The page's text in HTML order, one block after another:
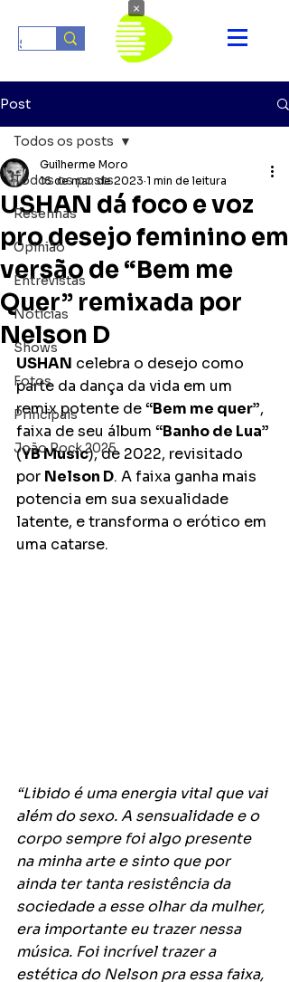
Post
Todos os posts
Resenhas
Opinião
Entrevistas
Notícias
Shows
Fotos
Principais
João Rock 2025
Todos os posts
USHAN dá foco e voz
pro desejo feminino em
versão de “Bem me
Quer” remixada por
Nelson D
Guilherme Moro
16 de mar. de 2023 1 min de leitura
USHAN celebra o desejo como
parte da dança da vida em um
remix potente de “Bem me quer”,
faixa de seu álbum “Banho de Lua”
(YB Music), de 2022, revisitado
por Nelson D. A faixa ganha mais
potencia em sua sexualidade
latente, e transforma o erótico em
uma catarse.
“Libido é uma energia vital que vai
além do sexo. A sensualidade e o
corpo sempre foi algo presente
na minha arte e sinto que por
ainda ter tanta resistência da
sociedade a esse olhar da mulher,
era importante eu trazer nessa
música. Foi incrível trazer a
estética do Nelson pra essa faixa,
×